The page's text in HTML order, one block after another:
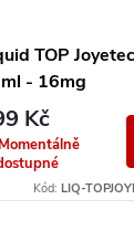
TOP
- 16mg
Kč
Momentálně
Kód: LIQ-